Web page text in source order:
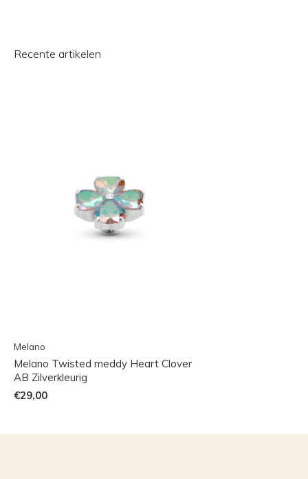
Recente artikelen
Melano
Melano Twisted meddy Heart Clover
AB Zilverkleurig
€29,00